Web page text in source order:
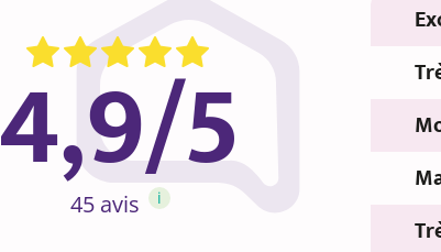
4,9/5
45 avis i